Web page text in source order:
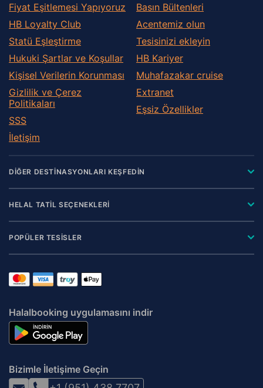
Fiyat Eşitlemesi Yapıyoruz
HB Loyalty Club
Statü Eşleştirme
Hukuki Şartlar ve Koşullar
Kişisel Verilerin Korunması
Gizlilik ve Çerez
Politikaları
SSS
İletişim
Basın Bültenleri
Acentemiz olun
Tesisinizi ekleyin
HB Kariyer
Muhafazakar сruise
Extranet
Eşsiz Özellikler
DİĞER DESTİNASYONLARI KEŞFEDİN
HELAL TATİL SEÇENEKLERİ
POPÜLER TESİSLER
Halalbooking uygulamasını indir
Bizimle İletişime Geçin